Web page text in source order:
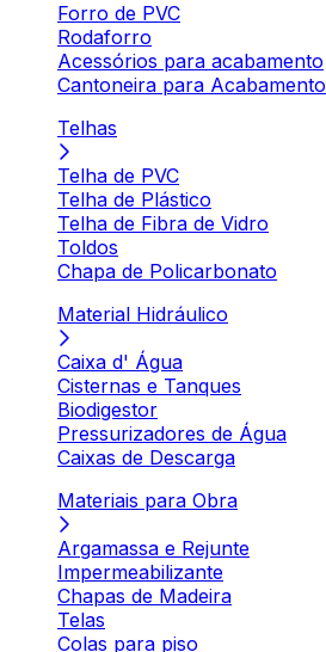
Forro de PVC
Rodaforro
Acessórios para acabamento
Cantoneira para Acabamento
Telhas
Telha de PVC
Telha de Plástico
Telha de Fibra de Vidro
Toldos
Chapa de Policarbonato
Material Hidráulico
Caixa d' Água
Cisternas e Tanques
Biodigestor
Pressurizadores de Água
Caixas de Descarga
Materiais para Obra
Argamassa e Rejunte
Impermeabilizante
Chapas de Madeira
Telas
Colas para piso